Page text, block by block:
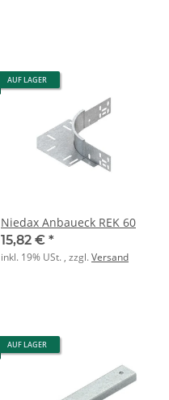
AUF LAGER
Niedax Anbaueck REK 60
15,82 € *
inkl. 19% USt. , zzgl.Versand
AUF LAGER